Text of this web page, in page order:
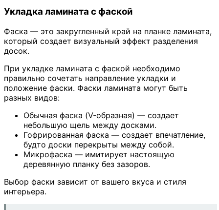
Укладка ламината с фаской
Фаска — это закругленный край на планке ламината,
который создает визуальный эффект разделения
досок.
При укладке ламината с фаской необходимо
правильно сочетать направление укладки и
положение фаски. Фаски ламината могут быть
разных видов:
Обычная фаска (V-образная) — создает
небольшую щель между досками.
Гофрированная фаска — создает впечатление,
будто доски перекрыты между собой.
Микрофаска — имитирует настоящую
деревянную планку без зазоров.
Выбор фаски зависит от вашего вкуса и стиля
интерьера.